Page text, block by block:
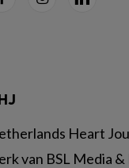
Heart
van BSL Media